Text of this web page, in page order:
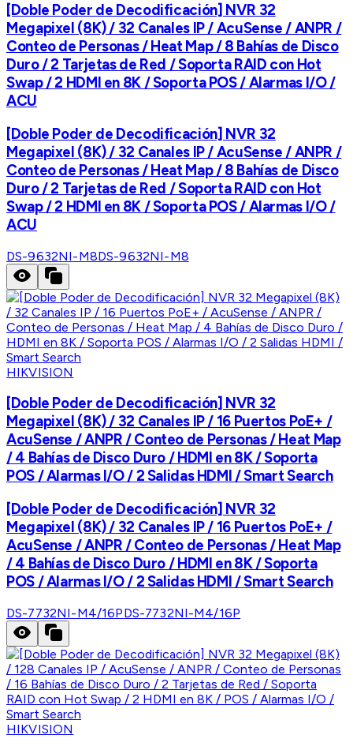
[Doble Poder de Decodificación] NVR 32
Megapixel (8K) / 32 Canales IP / AcuSense / ANPR /
Conteo de Personas / Heat Map / 8 Bahías de Disco
Duro / 2 Tarjetas de Red / Soporta RAID con Hot
Swap / 2 HDMI en 8K / Soporta POS / Alarmas I/O /
ACU
[Doble Poder de Decodificación] NVR 32
Megapixel (8K) / 32 Canales IP / AcuSense / ANPR /
Conteo de Personas / Heat Map / 8 Bahías de Disco
Duro / 2 Tarjetas de Red / Soporta RAID con Hot
Swap / 2 HDMI en 8K / Soporta POS / Alarmas I/O /
ACU
DS-9632NI-M8DS-9632NI-M8
HIKVISION
[Doble Poder de Decodificación] NVR 32
Megapixel (8K) / 32 Canales IP / 16 Puertos PoE+ /
AcuSense / ANPR / Conteo de Personas / Heat Map
/ 4 Bahías de Disco Duro / HDMI en 8K / Soporta
POS / Alarmas I/O / 2 Salidas HDMI / Smart Search
[Doble Poder de Decodificación] NVR 32
Megapixel (8K) / 32 Canales IP / 16 Puertos PoE+ /
AcuSense / ANPR / Conteo de Personas / Heat Map
/ 4 Bahías de Disco Duro / HDMI en 8K / Soporta
POS / Alarmas I/O / 2 Salidas HDMI / Smart Search
DS-7732NI-M4/16PDS-7732NI-M4/16P
HIKVISION